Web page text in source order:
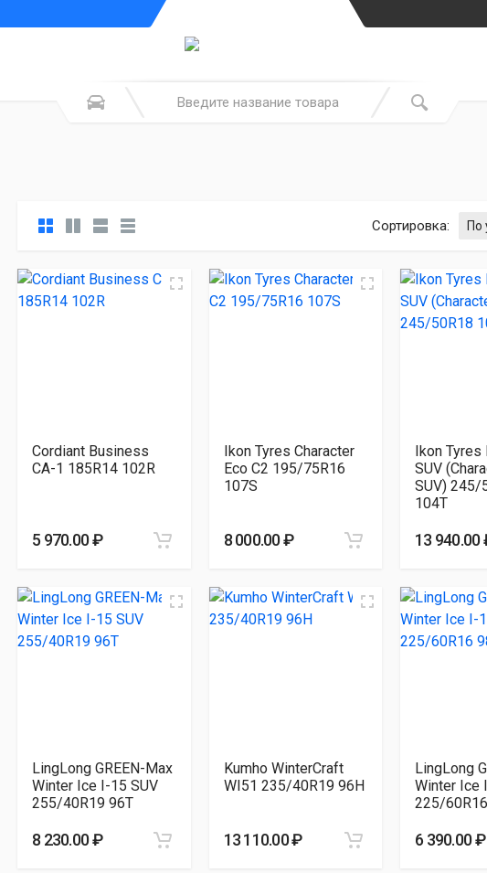
Сортировка:
Cordiant Business
CA-1 185R14 102R
5 970.00 ₽
Ikon Tyres Character
Eco C2 195/75R16
107S
8 000.00 ₽
Ikon Tyres
SUV
SUV) 245/
104T
13 940.00
LingLong GREEN-Max
Winter Ice I-15 SUV
255/40R19 96T
8 230.00 ₽
Kumho WinterCraft
WI51 235/40R19 96H
13 110.00 ₽
LingLong
Winter Ice
225/
6 390.00 ₽